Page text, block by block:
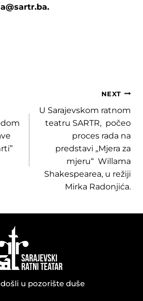
NEXT
U Sarajevskom ratnom
teatru SARTR, počeo
proces rada na
predstavi „Mjera za
mjeru“ Willama
Shakespearea, u režiji
Mirka Radonjića.
u pozorište duše